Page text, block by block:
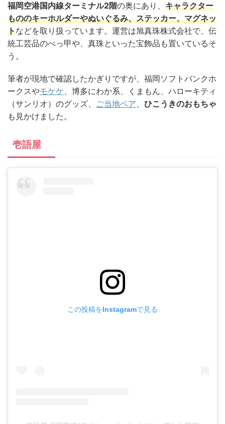
福岡空港国内線ターミナル2階の奥にあり、 キャラクター
もののキーホルダーやぬいぐるみ、ステッカー、マグネッ
トなどを取り扱っています。運営は旭真珠株式会社で、伝
統工芸品のべっ甲や、真珠といった宝飾品も置いているそ
う。
筆者が現地で確認したかぎりですが、福岡ソフトバンクホ
ークスやモケケ、博多にわか系、くまもん、ハローキティ
（サンリオ）のグッズ、 ご当地ベア、 ひこうきのおもちゃ
も見かけました。
壱語屋
この投稿をInstagramで見る